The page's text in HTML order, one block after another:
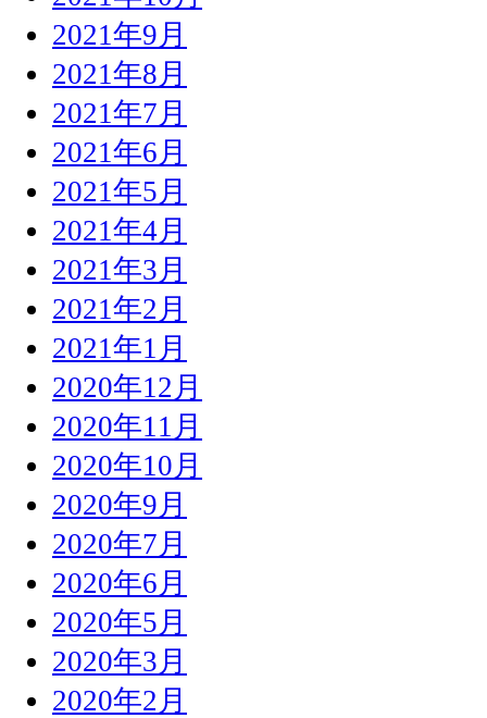
2021年9月
2021年8月
2021年7月
2021年6月
2021年5月
2021年4月
2021年3月
2021年2月
2021年1月
2020年12月
2020年11月
2020年10月
2020年9月
2020年7月
2020年6月
2020年5月
2020年3月
2020年2月